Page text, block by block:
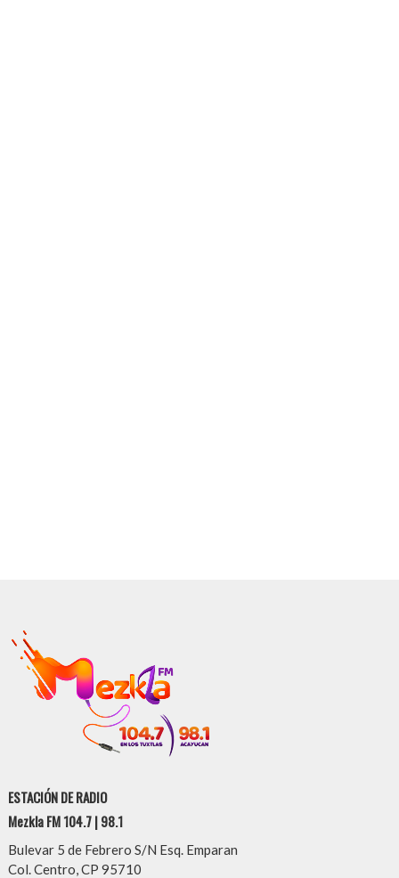
ESTACIÓN DE RADIO
Mezkla FM 104.7 | 98.1
Bulevar 5 de Febrero S/N Esq. Emparan
Col. Centro, CP 95710